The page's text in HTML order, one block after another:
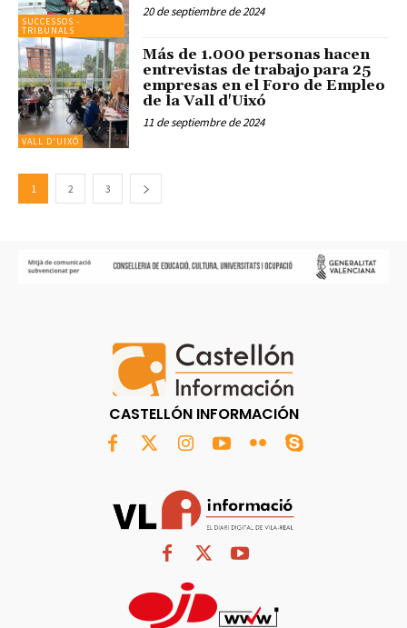
SUCCESSOS -
TRIBUNALS
20 de septiembre de 2024
VALL D'UIXÓ
Más de 1.000 personas hacen
entrevistas de trabajo para 25
empresas en el Foro de Empleo
de la Vall d'Uixó
11 de septiembre de 2024
1 2 3
CASTELLÓN INFORMACIÓN